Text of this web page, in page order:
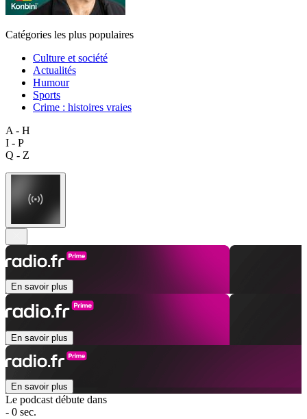
Catégories les plus populaires
Culture et société
Actualités
Humour
Sports
Crime : histoires vraies
A - H
I - P
Q - Z
En savoir plus
En savoir plus
En savoir plus
Le podcast débute dans
- 0 sec.